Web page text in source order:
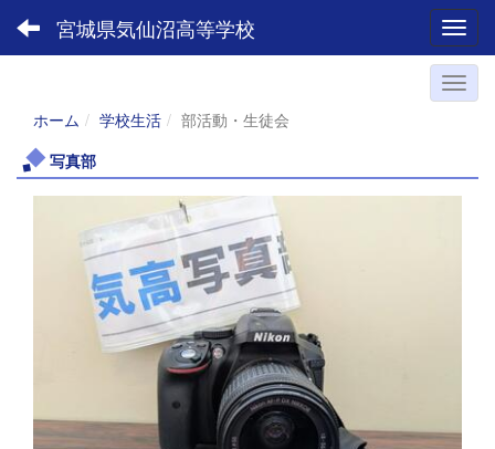
宮城県気仙沼高等学校
ホーム 学校生活
部活動・生徒会
写真部